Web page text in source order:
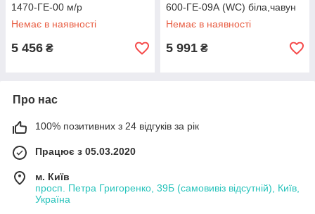
1470-ГЕ-00 м/р
Немає в наявності
5 456 ₴
600-ГЕ-09А (WC) біла,чавун
Немає в наявності
5 991 ₴
Про нас
100% позитивних з 24 відгуків за рік
Працює з 05.03.2020
м. Київ
просп. Петра Григоренко, 39Б (самовивіз відсутній), Київ,
Україна